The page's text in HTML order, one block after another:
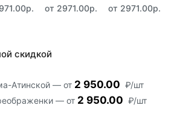
от 2971.00р. от 2971.00р.
скидкой
Атинской — от 2 950.00 ₽/шт
— от 2 950.00 ₽/шт